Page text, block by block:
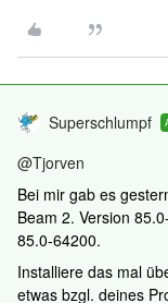
Superschlumpf
@Tjorven
Bei mir gab es
Beam 2. Version
85.0-64200.
Installiere das mal
etwas bzgl. deines